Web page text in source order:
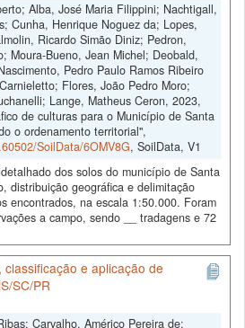
Alba, José Maria Filippini; Nachtigall,
Cunha, Henrique Noguez da; Lopes,
Ricardo Simão Diniz; Pedron,
Moura-Bueno, Jean Michel; Deobald,
Pedro Paulo Ramos Ribeiro
Flores, João Pedro Moro;
Lange, Matheus Ceron, 2023,
de culturas para o Município de Santa
o ordenamento territorial",
SoilData/6OMV8G, SoilData, V1
dos solos do município de Santa
distribuição geográfica e delimitação
encontrados, na escala 1:50.000. Foram
a campo, sendo __ tradagens e 72
e aplicação de
SC/PR
Carvalho, Américo Pereira de;